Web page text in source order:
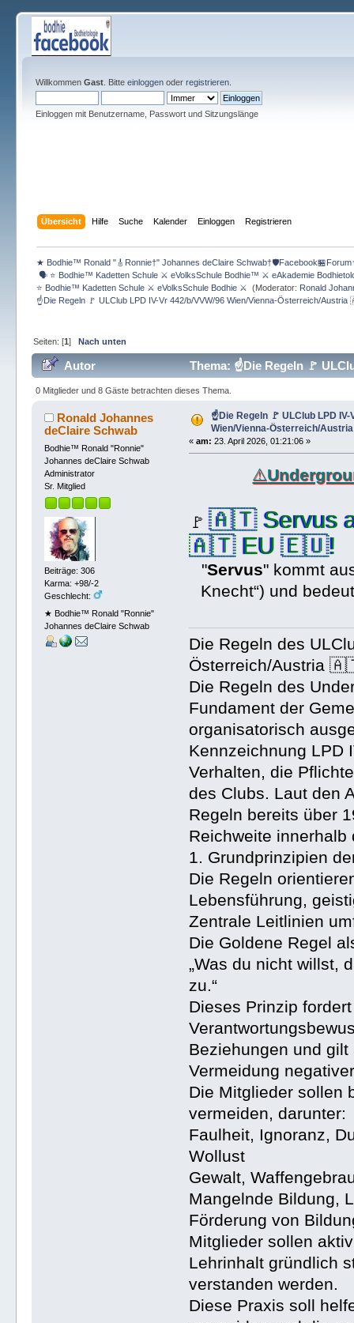
Willkommen Gast. Bitte einloggenoder registrieren.
Einloggen mit Benutzername, Passwort und Sitzungslänge
Übersicht Hilfe Suche Kalender Einloggen Registrieren
★ Bodhie™ Ronald "🎸Ronnie†" Johannes deClaire
🗣 ⭐️ Bodhie™ Kadetten Schule ⚔ eVolksSchule Bodhie™ ⚔ eAkademie
⭐️ Bodhie™ Kadetten Schule ⚔ eVolksSchule Bodhie ⚔ (Moderator: Ronald
☝Die Regeln 🚩 ULClub LPD IV-Vr 442/b/VVW/96 Wien/Vienna-Österreich/
Seiten: [1] Nach unten
Autor
Thema: ☝Die Regeln 🚩
(Gelesen 478 mal)
0 Mitglieder und 8 Gäste betrachten dieses Thema.
Ronald Johannes
deClaire Schwab
Bodhie™ Ronald "Ronnie"
Johannes deClaire Schwab
Administrator
Sr. Mitglied
Beiträge: 306
Karma: +98/-2
Geschlecht:
★ Bodhie™ Ronald "Ronnie"
Johannes deClaire Schwab
☝Die Regeln 🚩 ULClub LPD IV-
Wien/Vienna-Österreich/
«am: 23. April 2026, 01:21:06 »
⚠️
🚩🇦🇹 Servus
🇦🇹 EU 🇪🇺!
"Servus" kommt
Knecht“) und
Die Regeln des
Österreich/Austria
Die Regeln des
Fundament der
organisatorisch
Kennzeichnung LPD
Verhalten, die
des Clubs. Laut den
Regeln bereits über
Reichweite
1. Grundprinzipien
Die Regeln
Lebensführung,
Zentrale Leitlinien
Die Goldene Regel
„Was du nicht willst,
zu.“
Dieses Prinzip
Beziehungen und
Vermeidung
Die Mitglieder sollen
vermeiden, darunter:
Faulheit, Ignoranz,
Wollust
Gewalt,
Mangelnde Bildung,
Förderung von
Mitglieder sollen
Lehrinhalt gründlich
verstanden werden.
Diese Praxis soll